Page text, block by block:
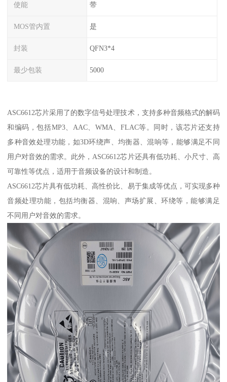
使能 带
MOS管内置 是
封装 QFN3*4
最少包装 5000
ASC6612芯片采用了的数字信号处理技术，支持多种音频格式的解码
和编码，包括MP3、AAC、WMA、FLAC等。同时，该芯片还支持
多种音效处理功能，如3D环绕声、均衡器、混响等，能够满足不同
用户对音效的需求。此外，ASC6612芯片还具有低功耗、小尺寸、高
可靠性等优点，适用于音频设备的设计和制造。
ASC6612芯片具有低功耗、高性价比、易于集成等优点，可实现多种
音频处理功能，包括均衡器、混响、声场扩展、环绕等，能够满足
不同用户对音效的需求。